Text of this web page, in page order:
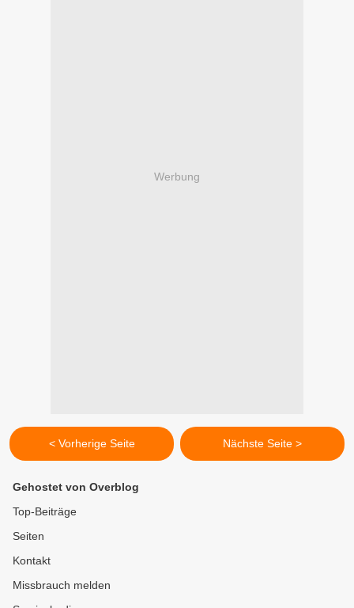
Werbung
< Vorherige Seite Nächste Seite >
Gehostet von Overblog
Top-Beiträge
Seiten
Kontakt
Missbrauch melden